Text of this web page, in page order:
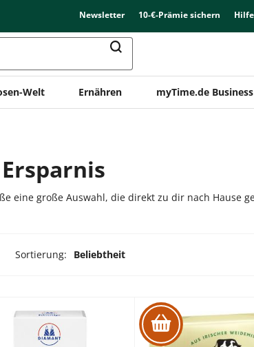
Newsletter 10-€-Prämie sichern
Welt Ernähren myTime.de Business
eine große Auswahl, die direkt zu dir nach Hause
Sortierung: Beliebtheit